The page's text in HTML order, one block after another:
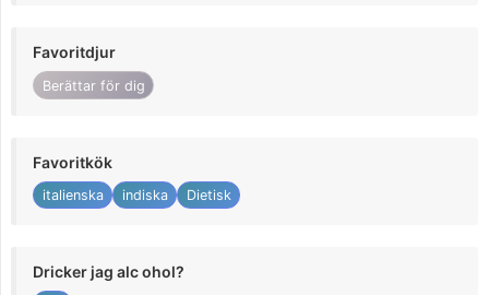
Favoritdjur
Berättar för dig
Favoritkök
italienska indiska Dietisk
Dricker jag alc ohol?